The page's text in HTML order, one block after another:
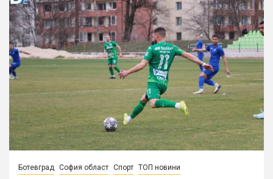
Ботевград София област Спорт ТОП новини